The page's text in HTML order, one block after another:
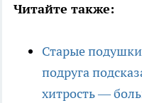
Читайте также:
Старые
подруга
хитрость —